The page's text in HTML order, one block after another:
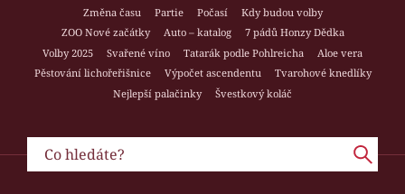
Změna času
Partie Počasí
Kdy budou volby
ZOO Nové začátky
Auto – katalog
7 pádů Honzy Dědka
Volby 2025
Svařené víno Tatarák podle Pohlreicha
Aloe vera
Pěstování lichořeřišnice
Výpočet ascendentu
Tvarohové knedlíky
Nejlepší palačinky
Švestkový koláč